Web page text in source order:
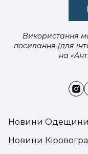
Новини Одещини
Новини
Використання
посилання (для
на